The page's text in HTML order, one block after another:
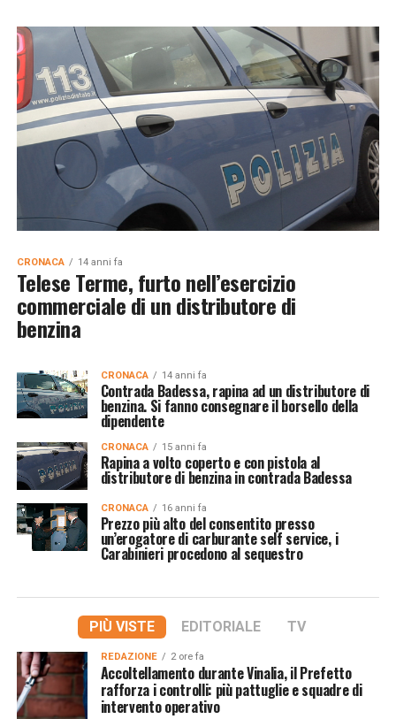
CRONACA 14 anni fa
Telese Terme, furto nell’esercizio
commerciale di un distributore di
benzina
CRONACA 14 anni fa
Contrada Badessa, rapina ad un distributore di
benzina. Si fanno consegnare il borsello della
dipendente
CRONACA 15 anni fa
Rapina a volto coperto e con pistola al
distributore di benzina in contrada Badessa
CRONACA 16 anni fa
Prezzo più alto del consentito presso
un’erogatore di carburante self service, i
Carabinieri procedono al sequestro
PIÙ VISTE EDITORIALE TV
REDAZIONE 2 ore fa
Accoltellamento durante Vinalia, il Prefetto
rafforza i controlli: più pattuglie e squadre di
intervento operativo